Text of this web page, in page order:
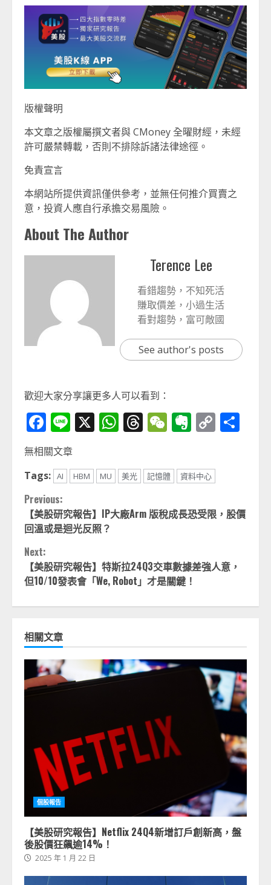
版權聲明
本文章之版權屬撰文者與 CMoney 全曜財經，未經
許可嚴禁轉載，否則不排除訴諸法律途徑。
免責宣言
本網站所提供資訊僅供參考，並無任何推介買賣之
意，投資人應自行承擔交易風險。
About The Author
Terence Lee
看錯趨勢，不知死活
賺取價差，小過生活
看對趨勢，富可敵國
See author's posts
歡迎大家分享讓更多人可以看到：
Facebook
Line
X WhatsApp
Threads
WeChat
Evernote
Copy
無相關文章
Tags: AI HBM MU 美光 記憶體 資料中心
Continue
Reading
Previous:
【美股研究報告】IP大廠Arm 版稅成長恐受限，股價
回溫或是迴光反照？
Next:
【美股研究報告】特斯拉24Q3交車數據差強人意，
但10/10發表會「We, Robot」才是關鍵！
相關文章
個股報告
【美股研究報告】Netflix 24Q4新增訂戶創新高，盤
後股價狂飆逾14%！
2025 年 1 月 22 日